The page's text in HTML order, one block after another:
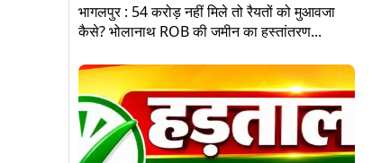
भागलपुर : 54 करोड़ नहीं मिले तो रैयतों को मुआवजा
कैसे? भोलानाथ ROB की जमीन का हस्तांतरण...